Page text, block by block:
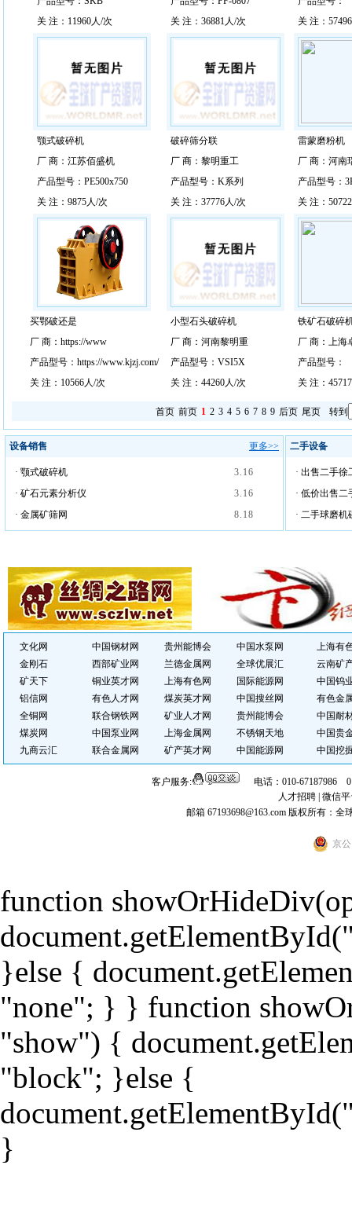
关 注：11960人/次
关 注：36881人/次
关 注：
颚式破碎机
厂 商：江苏佰盛机
产品型号：PE500x750
关 注：9875人/次
破碎筛分联
厂 商：黎明重工
产品型号：K系列
关 注：37776人/次
雷蒙磨粉机
厂 商：河南
产品型号：
关 注：
买鄂破还是
厂 商：https://www
产品型号：https://www.kjzj.com/
关 注：10566人/次
小型石头破碎机
厂 商：河南黎明重
产品型号：VSI5X
关 注：44260人/次
铁矿石破碎
厂 商：上海
产品型号：
关 注：
首页 前页 1 2 3 4 5 6 7 8 9 后页 尾页 转到
设备销售 更多>>
· 颚式破碎机
3.16
· 矿石元素分析仪
3.16
· 金属矿筛网 8.18
二手设备
· 出售二手徐
· 低价出售二
· 二手球磨机
文化网 中国钢材网 贵州能博会 中国水泵网
上海有
金刚石
西部矿业网 兰德金属网 全球优展汇
云南矿
矿天下
铜业英才网 上海有色网 国际能源网
中国钨
铝信网
有色人才网 煤炭英才网 中国搜丝网
有色金
全铜网
联合钢铁网 矿业人才网 贵州能博会
中国耐
煤炭网
中国泵业网 上海金属网 不锈钢天地
中国贵
九商云汇
联合金属网 矿产英才网 中国能源网 中国挖
客户服务:
电话：010-67187986
人才招聘 微信
邮箱 67193698@163.com 版权所有：全
京公
function
}else {
"none"; } } function
"show") {
"block"; }else {
}